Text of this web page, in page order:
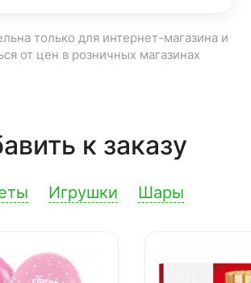
только для интернет-магазина и
от цен в розничных магазинах
к заказу
Игрушки Шары